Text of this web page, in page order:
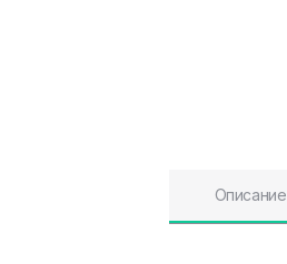
Описание